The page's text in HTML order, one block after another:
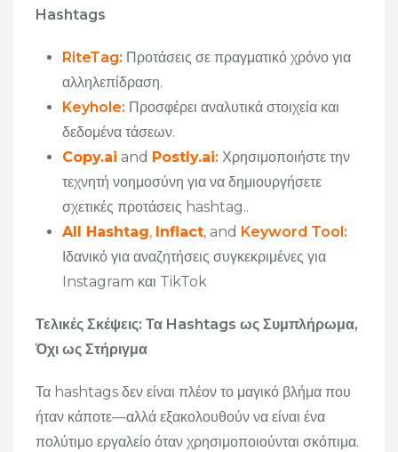
Hashtags
RiteTag: Προτάσεις σε πραγματικό χρόνο για
αλληλεπίδραση.
Keyhole: Προσφέρει αναλυτικά στοιχεία και
δεδομένα τάσεων.
Copy.ai and Postly.ai: Χρησιμοποιήστε την
τεχνητή νοημοσύνη για να δημιουργήσετε
σχετικές προτάσεις hashtag..
All Hashtag, Inflact, and Keyword Tool :
Ιδανικό για αναζητήσεις συγκεκριμένες για
Instagram και TikTok
Τελικές Σκέψεις: Τα Hashtags ως Συμπλήρωμα,
Όχι ως Στήριγμα
Τα hashtags δεν είναι πλέον το μαγικό βλήμα που
ήταν κάποτε—αλλά εξακολουθούν να είναι ένα
πολύτιμο εργαλείο όταν χρησιμοποιούνται σκόπιμα.